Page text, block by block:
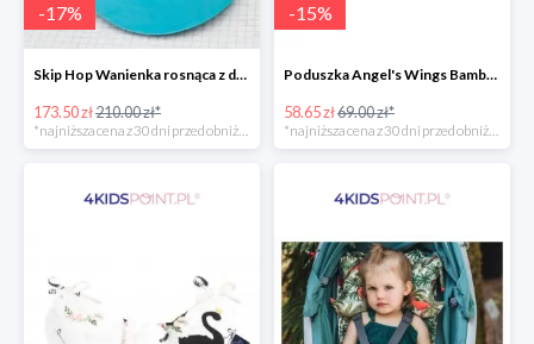
-17%
Skip Hop Wanienka rosnąca z dzieckiem Wielorybek
173.50 zł210.00 zł*
*najniższa cena z 30 dni przed obniżką
-15%
Poduszka Angel's Wings Bamboo Yoga candy sloths La Millou -15%
58.65 zł69.00 zł*
*najniższa cena z 30 dni przed obniżką